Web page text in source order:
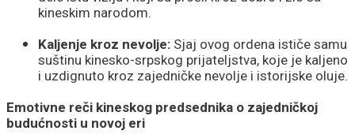
kineskim narodom.
Kaljenje kroz nevolje: Sjaj ovog ordena ističe samu
suštinu kinesko-srpskog prijateljstva, koje je kaljeno
i uzdignuto kroz zajedničke nevolje i istorijske oluje.
Emotivne reči kineskog predsednika o zajedničkoj
budućnosti u novoj eri